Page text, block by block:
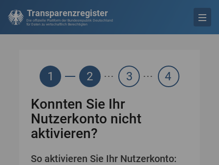
Transparenzregister
Die offizielle Plattform der Bundesrepublik Deutschland
für Daten zu wirtschaftlich Berechtigten
1 2 3 4
Konnten Sie Ihr
Nutzerkonto nicht
aktivieren?
So aktivieren Sie Ihr Nutzerkonto: